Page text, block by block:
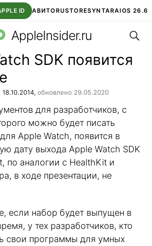
ID АВИТОRUSTORESYNTARAIOS 26.6
ЧАТ ROBLOXВТБ ОНЛАЙН
AppleInsider.ru
SDK появится
18.10.2014, обновлено 29.05.2020
для разработчиков, с
можно будет писать
Apple Watch, появится в
дату выхода Apple Watch SDK
по аналогии с HealthKit и
в ходе презентации, не
если набор будет выпущен в
у тех разработчиков, кто
свои программы для умных